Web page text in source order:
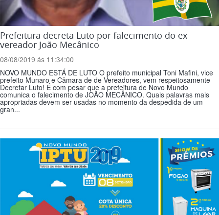
Prefeitura decreta Luto por falecimento do ex
vereador João Mecânico
08/08/2019 ás 11:34:00
NOVO MUNDO ESTÁ DE LUTO O prefeito municipal Toni Mafini, vice
prefeito Munaro e Câmara de de Vereadores, vem respeitosamente
Decretar Luto! É com pesar que a prefeitura de Novo Mundo
comunica o falecimento de JOÃO MECÂNICO. Quais palavras mais
apropriadas devem ser usadas no momento da despedida de um
gran...